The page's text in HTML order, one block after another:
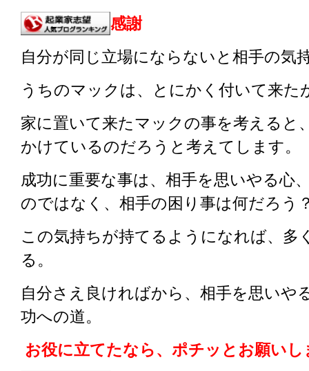
感謝
自分が同じ立場にならないと相手の気
うちのマックは、とにかく付いて来た
家に置いて来たマックの事を考えると
かけているのだろうと考えてします。
成功に重要な事は、相手を思いやる心
のではなく、相手の困り事は何だろう
この気持ちが持てるようになれば、多
る。
自分さえ良ければから、相手を思いや
功への道。
お役に立てたなら、ポチッとお願いし